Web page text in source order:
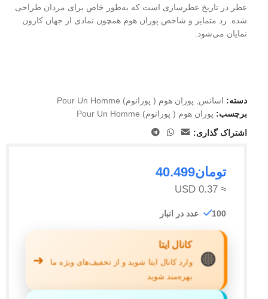
عطر در تاریخ عطرسازی است که به‌طور خاص برای مردان طراحی
شده. رد متمایز و شاخص پوران هوم همچون نمادی از جهان کارون
نمایان می‌شود.
دسته: اسانس, پوران هوم ( پورانوم) Pour Un Homme
برچسب: پوران هوم ( پورانوم) Pour Un Homme
اشتراک گذاری:
تومان40.499
≈ 0.37 USD
100 عدد در انبار
🟠
کانال ایتا
وارد کانال ایتا شوید و از تخفیف‌های ویژه ما
بهره‌مند شوید
➜